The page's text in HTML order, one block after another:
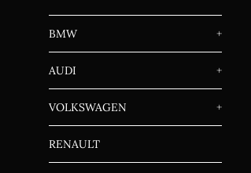
BMW +
AUDI +
VOLKSWAGEN +
RENAULT